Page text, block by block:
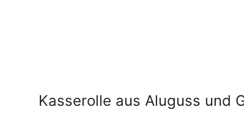
Kasserolle aus Aluguss und